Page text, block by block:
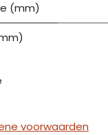
(mm)
voorwaarden